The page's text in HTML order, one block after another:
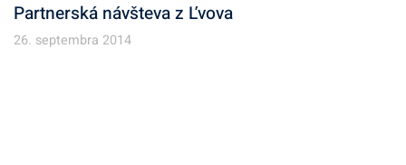
Partnerská návšteva z Ľvova
26. septembra 2014